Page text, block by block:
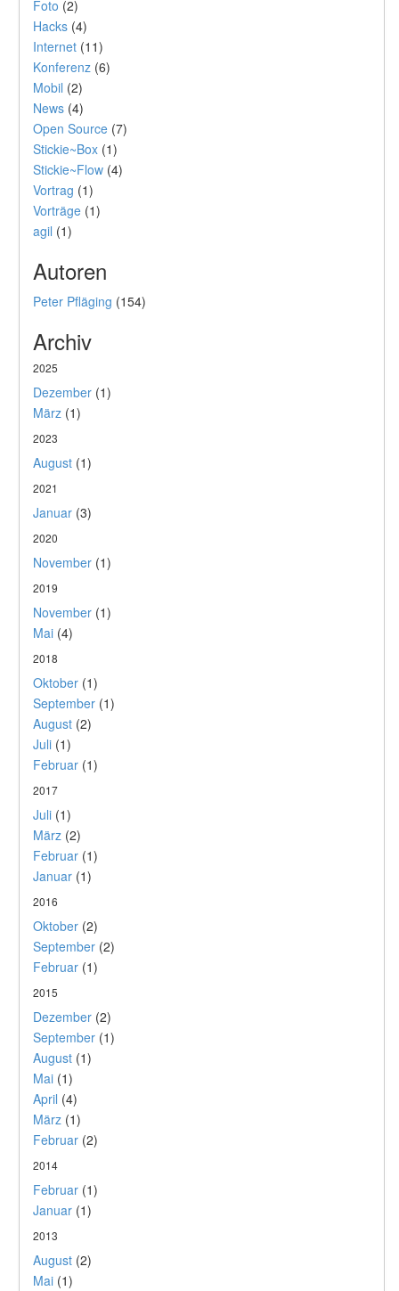
Foto (2)
Hacks (4)
Internet (11)
Konferenz (6)
Mobil (2)
News (4)
Open Source (7)
Stickie~Box (1)
Stickie~Flow (4)
Vortrag (1)
Vorträge (1)
agil (1)
Autoren
Peter Pfläging (154)
Archiv
2025
Dezember (1)
März (1)
2023
August (1)
2021
Januar (3)
2020
November (1)
2019
November (1)
Mai (4)
2018
Oktober (1)
September (1)
August (2)
Juli (1)
Februar (1)
2017
Juli (1)
März (2)
Februar (1)
Januar (1)
2016
Oktober (2)
September (2)
Februar (1)
2015
Dezember (2)
September (1)
August (1)
Mai (1)
April (4)
März (1)
Februar (2)
2014
Februar (1)
Januar (1)
2013
August (2)
Mai (1)